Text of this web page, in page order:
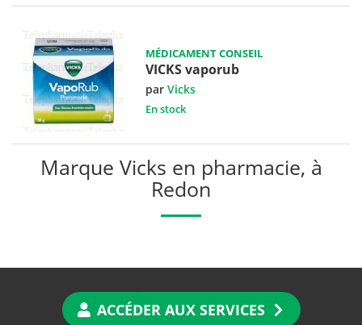
MÉDICAMENT CONSEIL
VICKS vaporub
parVicks
En stock
Marque Vicks en pharmacie, à
Redon
ACCÉDER AUX SERVICES